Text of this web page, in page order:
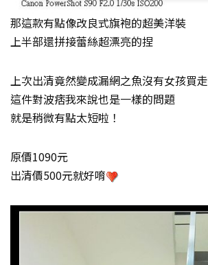
那這款有點像改良式旗袍的超美洋裝
上半部還拼接蕾絲超漂亮的捏
上次出清竟然變成漏網之魚沒有女孩買走
這件對波痞我來說也是一樣的問題
就是稍微有點太短啦！
原價1090元
出清價500元就好唷